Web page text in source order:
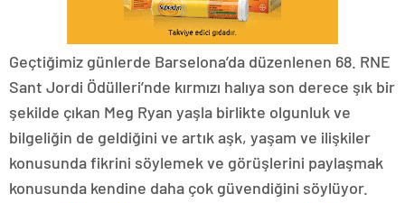
Geçtiğimiz günlerde Barselona’da düzenlenen 68. RNE
Sant Jordi Ödülleri’nde kırmızı halıya son derece şık bir
şekilde çıkan Meg Ryan yaşla birlikte olgunluk ve
bilgeliğin de geldiğini ve artık aşk, yaşam ve ilişkiler
konusunda fikrini söylemek ve görüşlerini paylaşmak
konusunda kendine daha çok güvendiğini söylüyor.